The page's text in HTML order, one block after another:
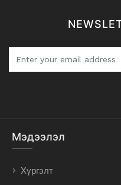
Мэдээлэл
Хүргэлт